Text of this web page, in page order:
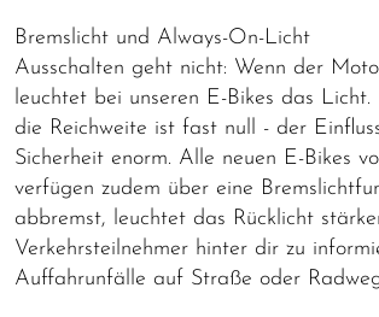
Bremslicht und Always-On-Licht
Ausschalten geht nicht: Wenn der
leuchtet bei unseren E-Bikes das
die Reichweite ist fast null - der
Sicherheit enorm. Alle neuen E-Bikes
verfügen zudem über eine
abbremst, leuchtet das Rücklicht
Verkehrsteilnehmer hinter dir zu
Auffahrunfälle auf Straße oder